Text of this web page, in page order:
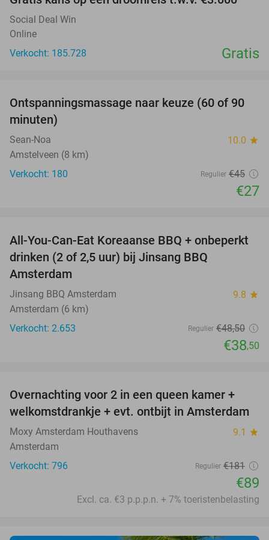
Social Deal Win
Online
Verkocht: 185.728
Gratis
40%
Ontspanningsmassage naar keuze (60 of 90
minuten)
Sean-Noa 10.0 star
Amstelveen (8 km)
Verkocht: 180
Regulier €45
€27
21%
All-You-Can-Eat Koreaanse BBQ + onbeperkt
drinken (2 of 2,5 uur) bij Jinsang BBQ
Amsterdam
Jinsang BBQ Amsterdam 9.8 star
Amsterdam (6 km)
Verkocht: 2.653
Regulier €48,50
€38,50
51%
Overnachting voor 2 in een queen kamer +
welkomstdrankje + evt. ontbijt in Amsterdam
Moxy Amsterdam Houthavens 9.1 star
Amsterdam
Verkocht: 796
Regulier €181
€89
Excl. ca. €3 p.p.p.n. + 7% toeristenbelasting